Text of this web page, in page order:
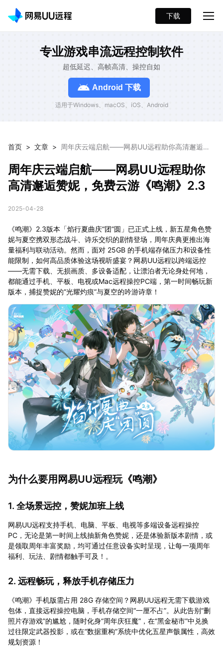
下载
专业游戏串流远程控制软件
超低延迟、高帧高清、操控自如
Android 下载
适用于Windows、macOS、iOS、Android
首页 > 文章 >
周年庆云端启航——网易UU远程助你高清邂逅赞
周年庆云端启航——网易UU远程助你
高清邂逅赞妮，免费云游《鸣潮》2.3
2025-04-28
《鸣潮》2.3版本「焰行夏曲庆“团”圆」已正式上线，新五星角色赞
妮与夏空携双形态战斗、诗乐交织的剧情登场，周年庆典更推出海
量福利与联动活动。然而，面对 25GB 的手机端存储压力和设备性
能限制，如何高品质体验这场视听盛宴？网易UU远程以跨端远控
——无需下载、无损画质、多设备适配，让漂泊者无论身处何地，
都能通过手机、平板、电视或Mac远程操控PC端，第一时间畅玩新
版本，捕捉赞妮的“光耀灼痕”与夏空的吟游诗章！
为什么要用网易UU远程玩《鸣潮》
1. 全场景远控，赞妮加班上线
网易UU远程支持手机、电脑、平板、电视等多端设备远程操控
PC，无论是第一时间上线抽新角色赞妮，还是体验新版本剧情，或
是领取周年丰富奖励，均可通过任意设备实时呈现，让每一项周年
福利、玩法、剧情都触手可及！。
2. 远程畅玩，释放手机存储压力
《鸣潮》手机版需占用 28G 存储空间？网易UU远程无需下载游戏
包体，直接远程操控电脑，手机存储空间“一厘不占”。从此告别“删
照片存游戏”的尴尬，随时化身“周年庆狂魔”，在“黑金秘市”中兑换
过往限定武器投影，或在“数据重构”系统中优化五星声骸属性，高效
规划资源！